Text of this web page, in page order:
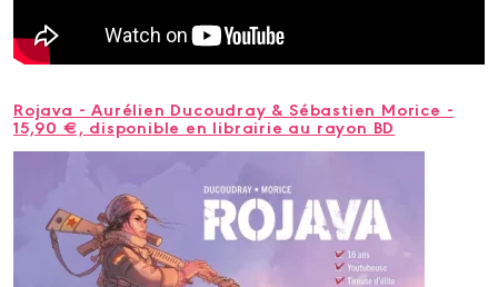
Rojava - Aurélien Ducoudray & Sébastien Morice -
15,90 €, disponible en librairie au rayon BD